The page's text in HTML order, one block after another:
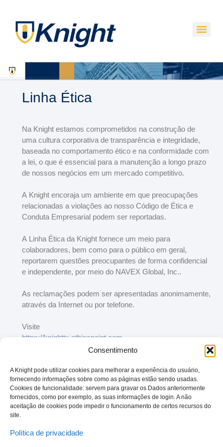
Consentimento
A Knight pode utilizar cookies para melhorar a experiência do usuário,
fornecendo informações sobre como as páginas estão sendo usadas.
Cookies de funcionalidade: servem para gravar os Dados anteriormente
fornecidos, como por exemplo, as suas informações de login. A não
aceitação de cookies pode impedir o funcionamento de certos recursos do
site.
Política de privacidade
Linha Ética
Na Knight estamos comprometidos na construção de
uma cultura corporativa de transparência e integridade,
baseada no comportamento ético e na conformidade com
a lei, o que é essencial para a manutenção a longo prazo
de nossos negócios em um mercado competitivo.
A Knight encoraja um ambiente em que preocupações
relacionadas a violações ao nosso Código de Ética e
Conduta Empresarial podem ser reportadas.
A Linha Ética da Knight fornece um meio para
colaboradores, bem como para o público em geral,
reportarem questões preocupantes de forma confidencial
e independente, por meio do NAVEX Global, Inc..
As reclamações podem ser apresentadas anonimamente,
através da Internet ou por telefone.
Visite
https://knighttx.ethicspoint.com